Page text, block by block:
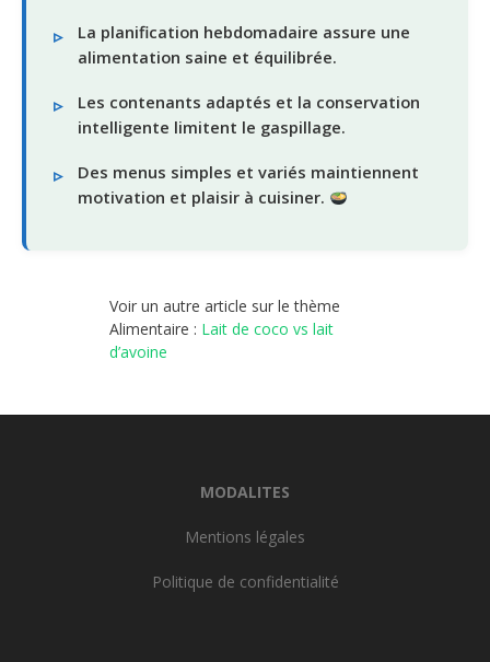
La planification hebdomadaire assure une
alimentation saine et équilibrée.
Les contenants adaptés et la conservation
intelligente limitent le gaspillage.
Des menus simples et variés maintiennent
motivation et plaisir à cuisiner.
Voir un autre article sur le thème
Alimentaire : Lait de coco vs lait
d’avoine
MODALITES
Mentions légales
Politique de confidentialité